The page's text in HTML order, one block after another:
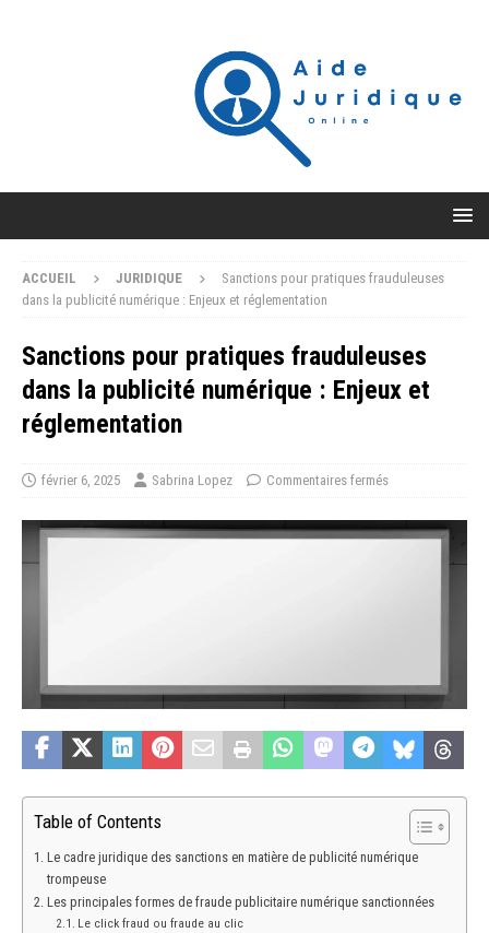
ACCUEIL JURIDIQUE
Sanctions pour pratiques frauduleuses
dans la publicité numérique : Enjeux et réglementation
Sanctions pour pratiques frauduleuses
dans la publicité numérique : Enjeux et
réglementation
février 6, 2025 Sabrina Lopez Commentaires fermés
Table of Contents
Le cadre juridique des sanctions en matière de publicité numérique
trompeuse
Les principales formes de fraude publicitaire numérique sanctionnées
Le click fraud ou fraude au clic